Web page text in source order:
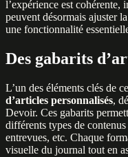
l’expérience est cohérente,
peuvent désormais ajuster
une fonctionnalité
Des gabarits
L’un des éléments clés de
d’articles personnalisés,
Devoir. Ces gabarits
différents types de
entrevues, etc. Chaque
visuelle du journal tout en